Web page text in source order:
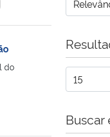
do
Buscar